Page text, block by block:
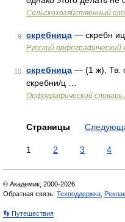
Сельскохозяйственный
9 скребница — скребн
Русский орфографический
10 скребница — (1 ж), Тв.
скребни/ц …
Орфографический словарь
Страницы
1 2 3 4
© Академик, 2000-2026
Обратная связь: Техподдержка
👣 Путешествия